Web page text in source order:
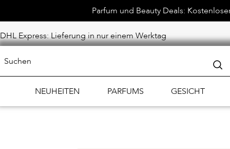
Parfum und Beauty Deals:
DHL Express: Lieferung in nur einem Werktag
NEUHEITEN PARFUMS GESICHT